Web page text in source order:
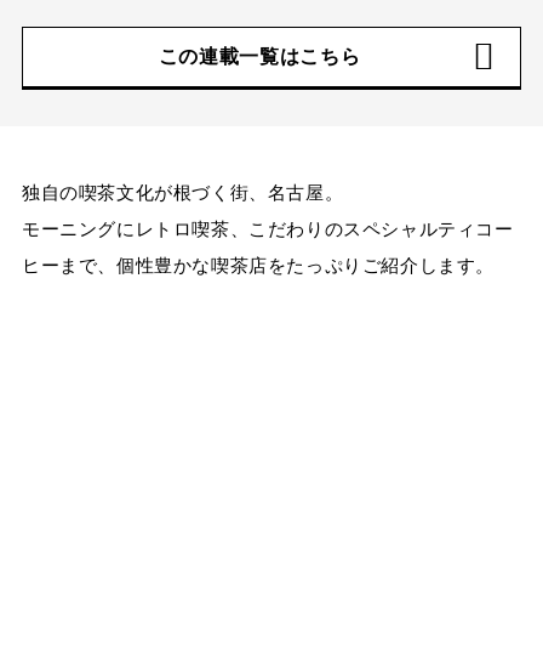
この連載一覧はこちら
独自の喫茶文化が根づく街、名古屋。
モーニングにレトロ喫茶、こだわりのスペシャルティコー
ヒーまで、個性豊かな喫茶店をたっぷりご紹介します。